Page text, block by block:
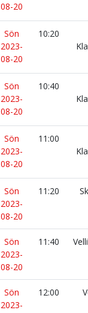
08-20
Sön
2023-
08-20
10:20
Sön
2023-
08-20
10:40
Sön
2023-
08-20
11:00
Sön
2023-
08-20
11:20
Sön
2023-
08-20
11:40
Sön
2023-
12:00